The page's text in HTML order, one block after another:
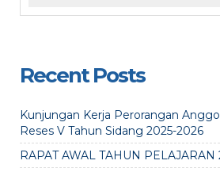
Recent Posts
Kunjungan Kerja Perorangan
Reses V Tahun Sidang 2025-2026
RAPAT AWAL TAHUN PELAJARAN